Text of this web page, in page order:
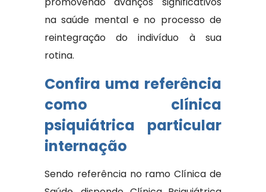
na saúde mental e no processo de
reintegração do indivíduo à sua
rotina.
Confira uma referência
como clínica
psiquiátrica particular
internação
Sendo referência no ramo Clínica de